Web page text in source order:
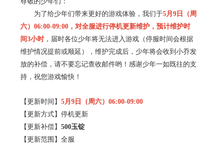
为了给少年们带来更好的游戏体验，我们于5月9日（周
六）06:00-09:00，对全服进行停机更新维护，预计维护时
间3小时，届时各位少年将无法进入游戏（停服时间会根据
维护情况提前或顺延），维护完成后，少年将会收到小乔发
放的补偿，请不要忘记查收邮件哟！感谢少年一如既往的支
持，祝您游戏愉快！
【更新时间】 5月9日（周六）06:00-09:00
【更新方式】停机更新
【更新补偿】 500玉锭
【更新范围】全服